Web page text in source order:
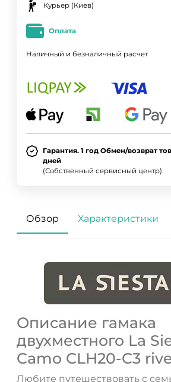
Курьер (Киев)
Оплата
Наличный и безналичный расчет
Гарантия. 1 год Обмен/возврат
дней
(Собственный сервисный центр)
Обзор Характеристики
Описание гамака
двухместного La
Camo CLH20-C3
Любите путешествовать с